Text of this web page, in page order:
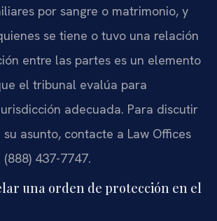
por sangre o matrimonio, y
se tiene o tuvo una relación
entre las partes es un elemento
el tribunal evalúa para
adecuada. Para discutir
asunto, contacte a Law Offices
(888) 437-7747.
una orden de protección en el